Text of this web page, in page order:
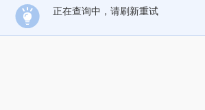
正在查询中，请刷新重试